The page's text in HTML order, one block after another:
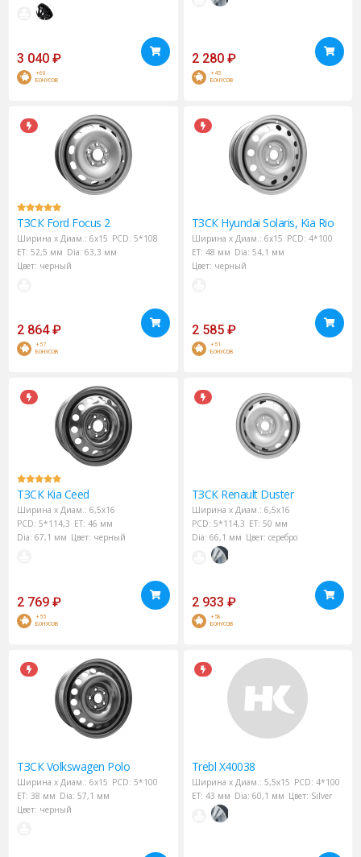
3 040 ₽
+60
БОНУСОВ
2 280 ₽
+45
БОНУСОВ
ТЗСКFord Focus 2
Ширина х Диам.: 6x15 PCD: 5*108
ET: 52,5 мм Dia: 63,3 мм
Цвет: черный
2 864₽
+57
БОНУСОВ
ТЗСКHyundai Solaris, Kia Rio
Ширина х Диам.: 6x15 PCD: 4*100
ET: 48 мм Dia: 54,1 мм
Цвет: черный
2 585 ₽
+51
БОНУСОВ
ТЗСКKia Ceed
Ширина х Диам.: 6,5x16
PCD: 5*114,3 ET: 46 мм
Dia: 67,1 мм Цвет: черный
2 769 ₽
+55
БОНУСОВ
ТЗСКRenault Duster
Ширина х Диам.: 6,5x16
PCD: 5*114,3 ET: 50 мм
Dia: 66,1 мм Цвет: серебро
2 933 ₽
+58
БОНУСОВ
ТЗСКVolkswagen Polo
Ширина х Диам.: 6x15 PCD: 5*100
ET: 38 мм Dia: 57,1 мм
Цвет: черный
Trebl X40038
Ширина х Диам.: 5,5x15 PCD: 4*100
ET: 43 мм Dia: 60,1 мм Цвет: Silver